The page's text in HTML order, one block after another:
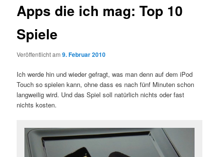
Apps die ich mag: Top 10
Spiele
Veröffentlicht am9. Februar 2010
Ich werde hin und wieder gefragt, was man denn auf dem iPod
Touch so spielen kann, ohne dass es nach fünf Minuten schon
langweilig wird. Und das Spiel soll natürlich nichts oder fast
nichts kosten.